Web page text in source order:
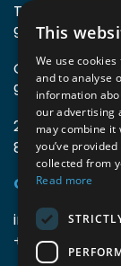
TIO3 |
9600 Ronse,
Guido
9800 Deinze,
2mprove
8800
Gegevens
+32 9 396 21 00
This
We use
and to analyse
information
our advertising
may combine
you’ve
collected from
Read more